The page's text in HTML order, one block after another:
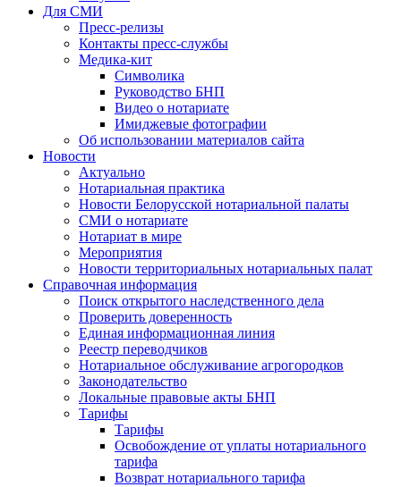
Для СМИ
Пресс-релизы
Контакты пресс-службы
Медика-кит
Символика
Руководство БНП
Видео о нотариате
Имиджевые фотографии
Об использовании материалов сайта
Новости
Актуально
Нотариальная практика
Новости Белорусской нотариальной палаты
СМИ о нотариате
Нотариат в мире
Мероприятия
Новости территориальных нотариальных палат
Справочная информация
Поиск открытого наследственного дела
Проверить доверенность
Единая информационная линия
Реестр переводчиков
Нотариальное обслуживание агрогородков
Законодательство
Локальные правовые акты БНП
Тарифы
Тарифы
Освобождение от уплаты нотариального
тарифа
Возврат нотариального тарифа